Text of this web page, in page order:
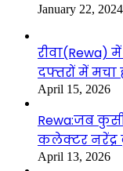
January 22, 2024
रीवा(Rewa)
दफ्तरों में
April 15, 2026
Rewa:जब
कलेक्टर नरेंद्र
April 13, 2026